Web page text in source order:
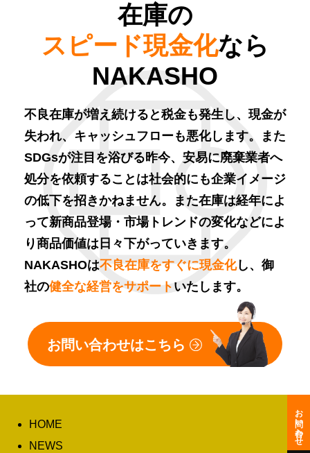
在庫の
スピード現金化なら
NAKASHO
不良在庫が増え続けると税金も発生し、現金が
失われ、キャッシュフローも悪化します。また
SDGsが注目を浴びる昨今、安易に廃棄業者へ
処分を依頼することは社会的にも企業イメージ
の低下を招きかねません。また在庫は経年によ
って新商品登場・市場トレンドの変化などによ
り商品価値は日々下がっていきます。
NAKASHOは不良在庫をすぐに現金化し、御
社の健全な経営をサポート いたします。
お問い合わせはこちら
HOME
NEWS
お問い合わせ